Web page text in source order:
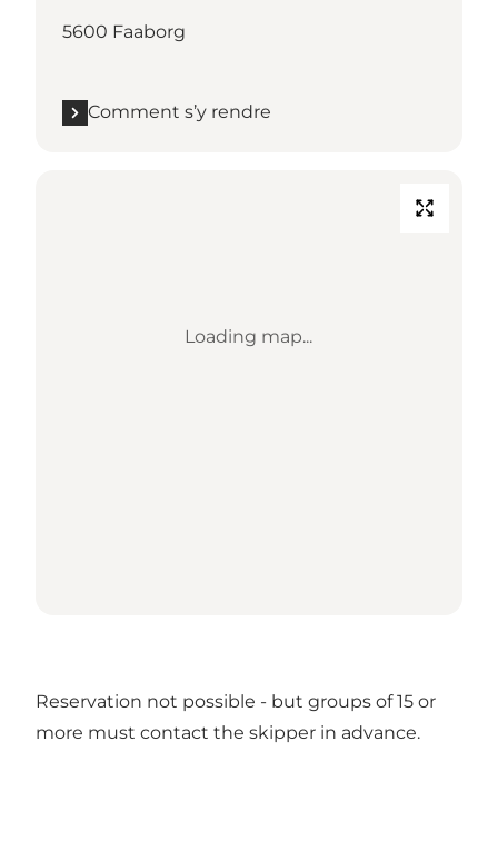
5600 Faaborg
Comment s’y rendre
Loading map...
Reservation not possible - but groups of 15 or
more must contact the skipper in advance.